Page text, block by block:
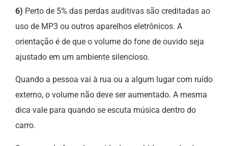
6) Perto de 5% das perdas auditivas são creditadas ao
uso de MP3 ou outros aparelhos eletrônicos. A
orientação é de que o volume do fone de ouvido seja
ajustado em um ambiente silencioso.
Quando a pessoa vai à rua ou a algum lugar com ruído
externo, o volume não deve ser aumentado. A mesma
dica vale para quando se escuta música dentro do
carro.